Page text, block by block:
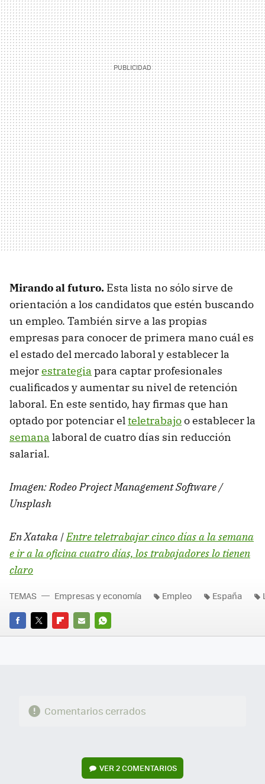
Mirando al futuro. Esta lista no sólo sirve de
orientación a los candidatos que estén buscando
un empleo. También sirve a las propias
empresas para conocer de primera mano cuál es
el estado del mercado laboral y establecer la
mejorestrategia para captar profesionales
cualificados y aumentar su nivel de retención
laboral. En este sentido, hay firmas que han
optado por potenciar elteletrabajoo establecer la
semana laboral de cuatro días sin reducción
salarial.
Imagen: Rodeo Project Management Software /
Unsplash
En Xataka |Entre teletrabajar cinco días a la semana
e ir a la oficina cuatro días, los trabajadores lo tienen
claro
FACEBOOK
TWITTERFLIPBOARD
E-
WHATSAPP
TEMAS Empresas y economía Empleo España
Comentarios cerrados
VER2 COMENTARIOS